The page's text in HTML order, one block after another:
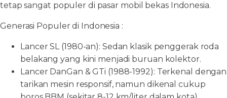
tetap sangat populer di pasar mobil bekas Indonesia.
Generasi Populer di Indonesia :
Lancer SL (1980-an): Sedan klasik penggerak roda
belakang yang kini menjadi buruan kolektor.
Lancer DanGan & GTi (1988-1992): Terkenal dengan
tarikan mesin responsif, namun dikenal cukup